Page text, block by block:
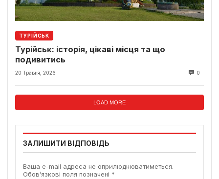
ТУРІЙСЬК
Турійськ: історія, цікаві місця та що
подивитись
20 Травня, 2026 0
LOAD MORE
ЗАЛИШИТИ ВІДПОВІДЬ
Ваша e-mail адреса не оприлюднюватиметься.
Обов’язкові поля позначені *